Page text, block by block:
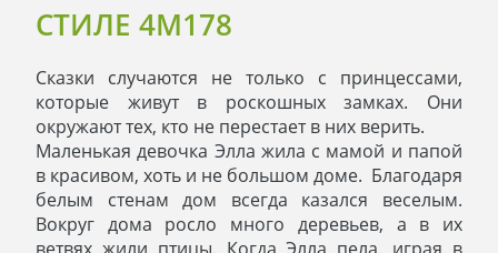
СТИЛЕ 4M178
Сказки случаются не только с принцессами,
которые живут в роскошных замках. Они
окружают тех, кто не перестает в них верить.
Маленькая девочка Элла жила с мамой и папой
в красивом, хоть и не большом доме. Благодаря
белым стенам дом всегда казался веселым.
Вокруг дома росло много деревьев, а в их